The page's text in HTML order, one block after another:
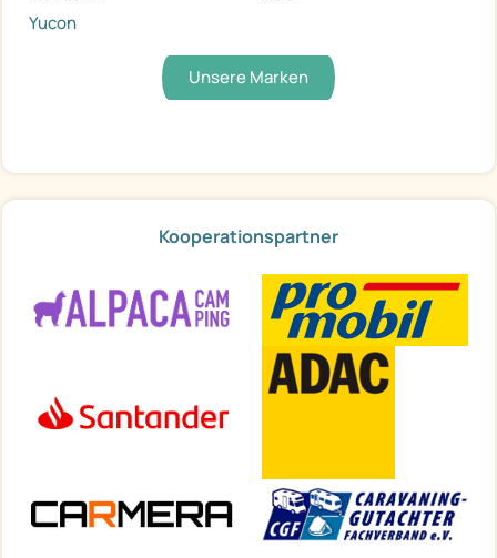
Yucon
Unsere Marken
Kooperationspartner